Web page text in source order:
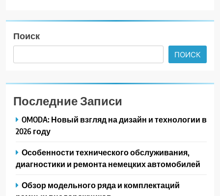
Поиск
ПОИСК
Последние Записи
OMODA: Новый взгляд на дизайн и технологии в
2026 году
Особенности технического обслуживания,
диагностики и ремонта немецких автомобилей
Обзор модельного ряда и комплектаций